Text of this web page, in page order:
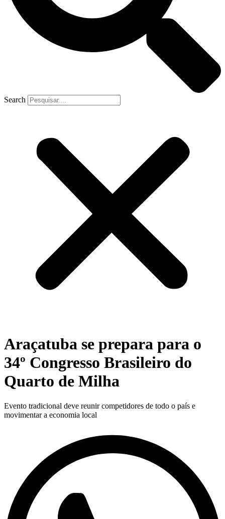
Search
Araçatuba se prepara para o
34º Congresso Brasileiro do
Quarto de Milha
Evento tradicional deve reunir competidores de todo o país e
movimentar a economia local